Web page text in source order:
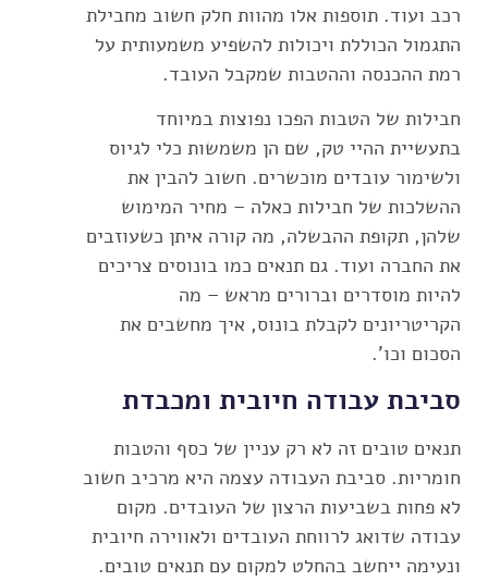
רכב ועוד. תוספות אלו מהוות חלק חשוב מחבילת
התגמול הכוללת ויכולות להשפיע משמעותית על
רמת ההכנסה וההטבות שמקבל העובד.
חבילות של הטבות הפכו נפוצות במיוחד
בתעשיית ההיי טק, שם הן משמשות כלי לגיוס
ולשימור עובדים מוכשרים. חשוב להבין את
ההשלכות של חבילות כאלה – מחיר המימוש
שלהן, תקופת ההבשלה, מה קורה איתן כשעוזבים
את החברה ועוד. גם תנאים כמו בונוסים צריכים
להיות מוסדרים וברורים מראש – מה
הקריטריונים לקבלת בונוס, איך מחשבים את
הסכום וכו'.
סביבת עבודה חיובית ומכבדת
תנאים טובים זה לא רק עניין של כסף והטבות
חומריות. סביבת העבודה עצמה היא מרכיב חשוב
לא פחות בשביעות הרצון של העובדים. מקום
עבודה שדואג לרווחת העובדים ולאווירה חיובית
ונעימה ייחשב בהחלט למקום עם תנאים טובים.